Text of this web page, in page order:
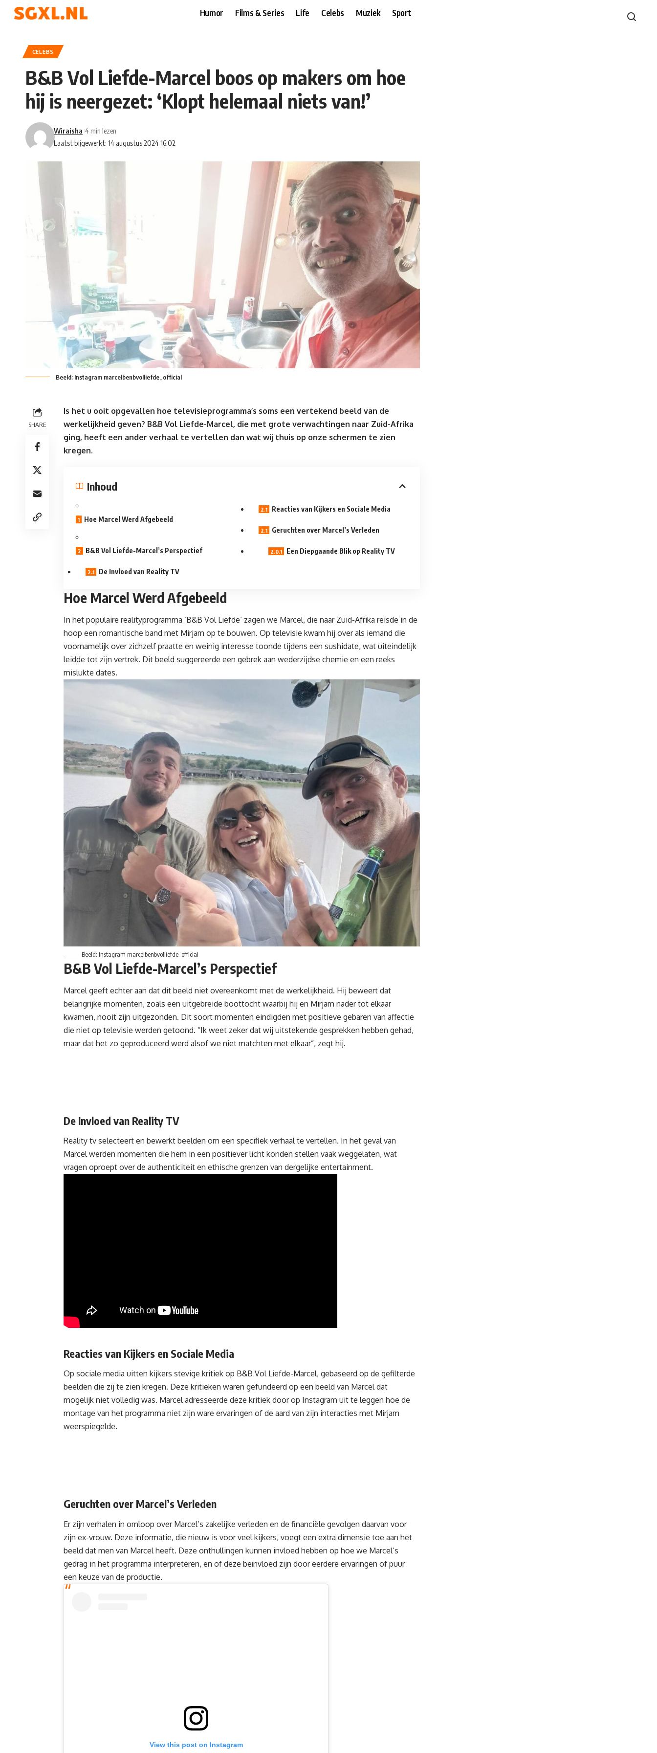
Humor Films & Series Life Celebs Muziek Sport
CELEBS
B&B Vol Liefde-Marcel boos op makers om hoe
hij is neergezet: ‘Klopt helemaal niets van!’
Laatst bijgewerkt: 14 augustus 2024 16:02
Wiraisha 4 min lezen
Beeld: Instagram marcelbenbvolliefde_official
SHARE
Is het u ooit opgevallen hoe televisieprogramma’s soms een vertekend beeld van de
werkelijkheid geven? B&B Vol Liefde-Marcel, die met grote verwachtingen naar Zuid-Afrika
ging, heeft een ander verhaal te vertellen dan wat wij thuis op onze schermen te zien
kregen.
Inhoud
Hoe Marcel Werd Afgebeeld
B&B Vol Liefde-Marcel’s Perspectief
De Invloed van Reality TV
Reacties van Kijkers en Sociale Media
Geruchten over Marcel’s Verleden
Een Diepgaande Blik op Reality TV
Hoe Marcel Werd Afgebeeld
In het populaire realityprogramma ‘B&B Vol Liefde‘ zagen we Marcel, die naar Zuid-Afrika reisde in de
hoop een romantische band met Mirjam op te bouwen. Op televisie kwam hij over als iemand die
voornamelijk over zichzelf praatte en weinig interesse toonde tijdens een sushidate, wat uiteindelijk
leidde tot zijn vertrek. Dit beeld suggereerde een gebrek aan wederzijdse chemie en een reeks
mislukte dates.
Beeld: Instagram marcelbenbvolliefde_official
B&B Vol Liefde-Marcel’s Perspectief
Marcel geeft echter aan dat dit beeld niet overeenkomt met de werkelijkheid. Hij beweert dat
belangrijke momenten, zoals een uitgebreide boottocht waarbij hij en Mirjam nader tot elkaar
kwamen, nooit zijn uitgezonden. Dit soort momenten eindigden met positieve gebaren van affectie
die niet op televisie werden getoond. “Ik weet zeker dat wij uitstekende gesprekken hebben gehad,
maar dat het zo geproduceerd werd alsof we niet matchten met elkaar”, zegt hij.
De Invloed van Reality TV
Reality tv selecteert en bewerkt beelden om een specifiek verhaal te vertellen. In het geval van
Marcel werden momenten die hem in een positiever licht konden stellen vaak weggelaten, wat
vragen oproept over de authenticiteit en ethische grenzen van dergelijke entertainment.
Reacties van Kijkers en Sociale Media
Op sociale media uitten kijkers stevige kritiek op B&B Vol Liefde-Marcel, gebaseerd op de gefilterde
beelden die zij te zien kregen. Deze kritieken waren gefundeerd op een beeld van Marcel dat
mogelijk niet volledig was. Marcel adresseerde deze kritiek door op Instagram uit te leggen hoe de
montage van het programma niet zijn ware ervaringen of de aard van zijn interacties met Mirjam
weerspiegelde.
Geruchten over Marcel’s Verleden
Er zijn verhalen in omloop over Marcel’s zakelijke verleden en de financiële gevolgen daarvan voor
zijn ex-vrouw. Deze informatie, die nieuw is voor veel kijkers, voegt een extra dimensie toe aan het
beeld dat men van Marcel heeft. Deze onthullingen kunnen invloed hebben op hoe we Marcel’s
gedrag in het programma interpreteren, en of deze beïnvloed zijn door eerdere ervaringen of puur
een keuze van de productie.
View this post on Instagram